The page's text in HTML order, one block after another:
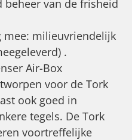
beheer van de frisheid
mee: milieuvriendelijk
.
Air-Box
voor de Tork
ook goed in
tegels. De Tork
voortreffelijke